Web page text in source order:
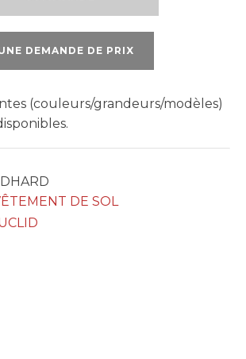
DEMANDE DE PRIX
(couleurs/grandeurs/modèles)
DE SOL